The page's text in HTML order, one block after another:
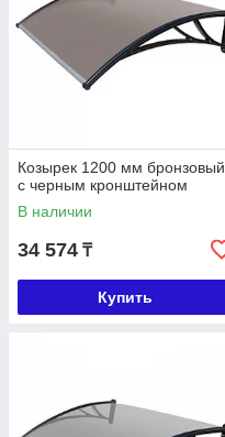
Козырек 1200 мм бронзовый
с черным кронштейном
В наличии
34 574 ₸
Купить